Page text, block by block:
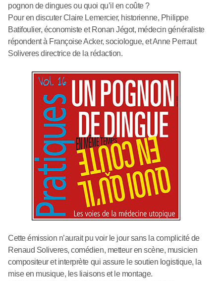
pognon de dingues ou quoi qu’il en coûte ?
Pour en discuter Claire Lemercier, historienne, Philippe
Batifoulier, économiste et Ronan Jégot, médecin généraliste
répondent à Françoise Acker, sociologue, et Anne Perraut
Soliveres directrice de la rédaction.
Cette émission n’aurait pu voir le jour sans la complicité de
Renaud Soliveres, comédien, metteur en scène, musicien
compositeur et interprète qui assure le soutien logistique, la
mise en musique, les liaisons et le montage.